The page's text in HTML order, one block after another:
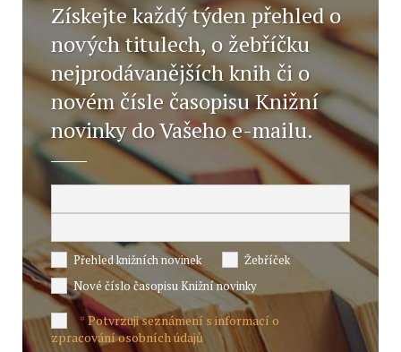
Získejte každý týden přehled o
nových titulech, o žebříčku
nejprodávanějších knih či o
novém čísle časopisu Knižní
novinky do Vašeho e-mailu.
Přehled knižních novinek
Žebříček
Nové číslo časopisu Knižní novinky
*Potvrzuji seznámení s informací o
zpracování osobních údajů